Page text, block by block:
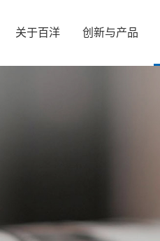
关于百洋 创新与产品